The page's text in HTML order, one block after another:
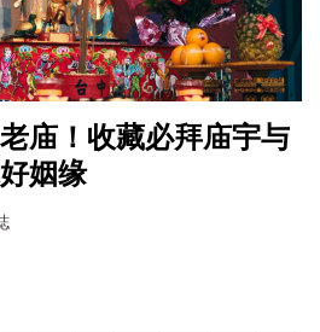
庙！收藏必拜庙宇与
姻缘